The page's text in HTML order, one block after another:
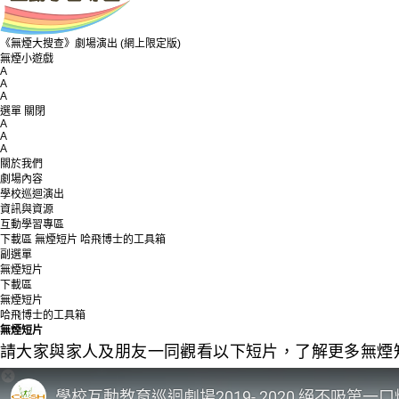
《無煙大搜查》劇場演出 (網上限定版)
無煙小遊戲
A
A
A
選單 關閉
A
A
A
關於我們
劇場內容
學校巡迴演出
資訊與資源
互動學習專區
下載區 無煙短片 哈飛博士的工具箱
副選單
無煙短片
下載區
無煙短片
哈飛博士的工具箱
無煙短片
請大家與家人及朋友一同觀看以下短片，了解更多無煙